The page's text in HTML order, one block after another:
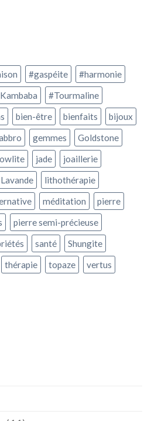
#gaspéite
#harmonie
#Tourmaline
bien-être bienfaits
bijoux
gemmes
Goldstone
jade
joaillerie
Lavande
lithothérapie
méditation
pierre
pierre semi-précieuse
santé
Shungite
thérapie topaze
vertus